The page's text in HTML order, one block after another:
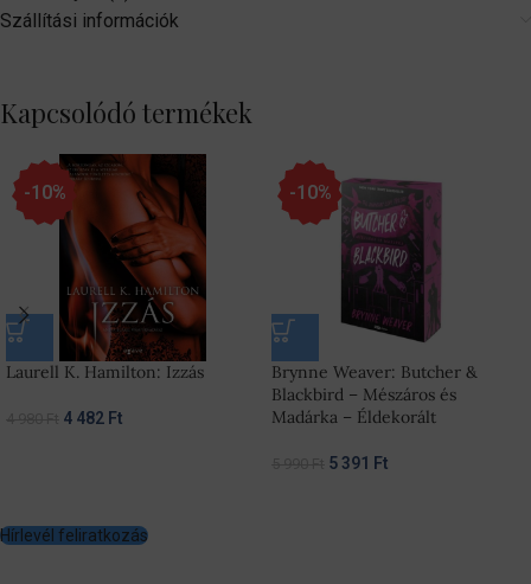
Szállítási információk
Kapcsolódó termékek
-10%
Laurell K. Hamilton: Izzás
4 482 Ft
-10%
Brynne Weaver: Butcher &
Blackbird – Mészáros és
Madárka – Éldekorált
5 391 Ft
Hírlevél feliratkozás